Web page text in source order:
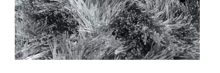
RECRUIT CONTACT